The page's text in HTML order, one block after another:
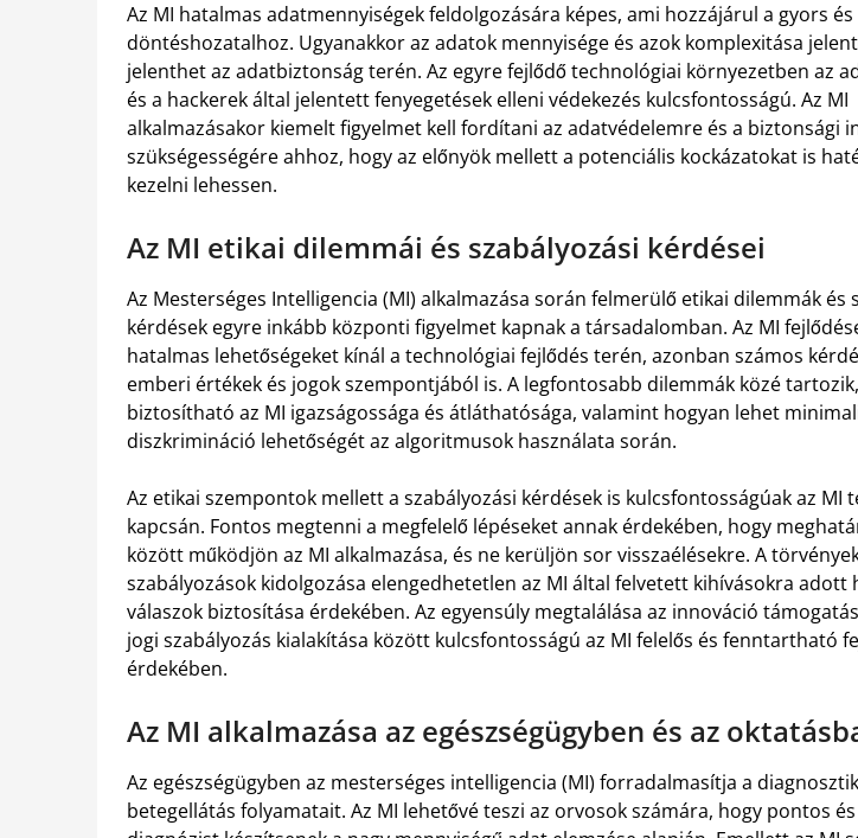
Az MI hatalmas adatmennyiségek feldolgozására képes, ami hozzájárul a gyors
döntéshozatalhoz. Ugyanakkor az adatok mennyisége és azok komplexitása
jelenthet az adatbiztonság terén. Az egyre fejlődő technológiai környezetben az
és a hackerek által jelentett fenyegetések elleni védekezés kulcsfontosságú. Az MI
alkalmazásakor kiemelt figyelmet kell fordítani az adatvédelemre és a biztonsági
szükségességére ahhoz, hogy az előnyök mellett a potenciális kockázatokat is
kezelni lehessen.
Az MI etikai dilemmái és szabályozási kérdései
Az Mesterséges Intelligencia (MI) alkalmazása során felmerülő etikai dilemmák és
kérdések egyre inkább központi figyelmet kapnak a társadalomban. Az MI
hatalmas lehetőségeket kínál a technológiai fejlődés terén, azonban számos
emberi értékek és jogok szempontjából is. A legfontosabb dilemmák közé
biztosítható az MI igazságossága és átláthatósága, valamint hogyan lehet
diszkrimináció lehetőségét az algoritmusok használata során.
Az etikai szempontok mellett a szabályozási kérdések is kulcsfontosságúak az MI
kapcsán. Fontos megtenni a megfelelő lépéseket annak érdekében, hogy
között működjön az MI alkalmazása, és ne kerüljön sor visszaélésekre. A
szabályozások kidolgozása elengedhetetlen az MI által felvetett kihívásokra adott
válaszok biztosítása érdekében. Az egyensúly megtalálása az innováció
jogi szabályozás kialakítása között kulcsfontosságú az MI felelős és fenntartható
érdekében.
Az MI alkalmazása az egészségügyben és az
Az egészségügyben az mesterséges intelligencia (MI) forradalmasítja a
betegellátás folyamatait. Az MI lehetővé teszi az orvosok számára, hogy pontos